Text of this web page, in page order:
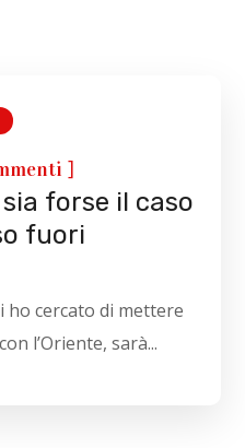
]
forse il caso
fuori
ho cercato di mettere
l’Oriente, sarà...